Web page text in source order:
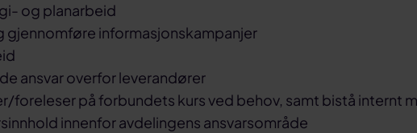
og planarbeid
gjennomføre informasjonskampanjer
ansvar overfor leverandører
foreleser på forbundets kurs ved behov, samt bistå internt
innenfor avdelingens ansvarsområde